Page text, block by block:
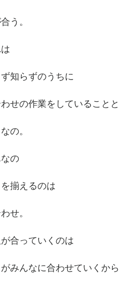
う。
知らずのうちに
せの作業をしていることと
の。
の
揃えるのは
せ。
合っていくのは
みんなに合わせていくから